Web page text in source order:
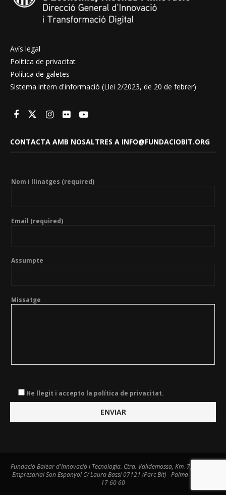
Avís legal
Política de privacitat
Política de galetes
Sistema intern d'informació (Llei 2/2023, de 20 de febrer)
CONTACTA AMB NOSALTRES A INFO@FUNDACIOBIT.ORG
Nom i llinatges (required)
Email (required)
Assumpte
Missatge
He llegit i accepto la política de privacitat.
Fundació Balear d'Innovació i Tecnologia. Ctra. Valldemossa, Km. 7,4. Centre
Empresarial Son Espanyol C/ Laura Bassi 07121 (Parc Bit) - Palma - Tel. 971
17 60 60